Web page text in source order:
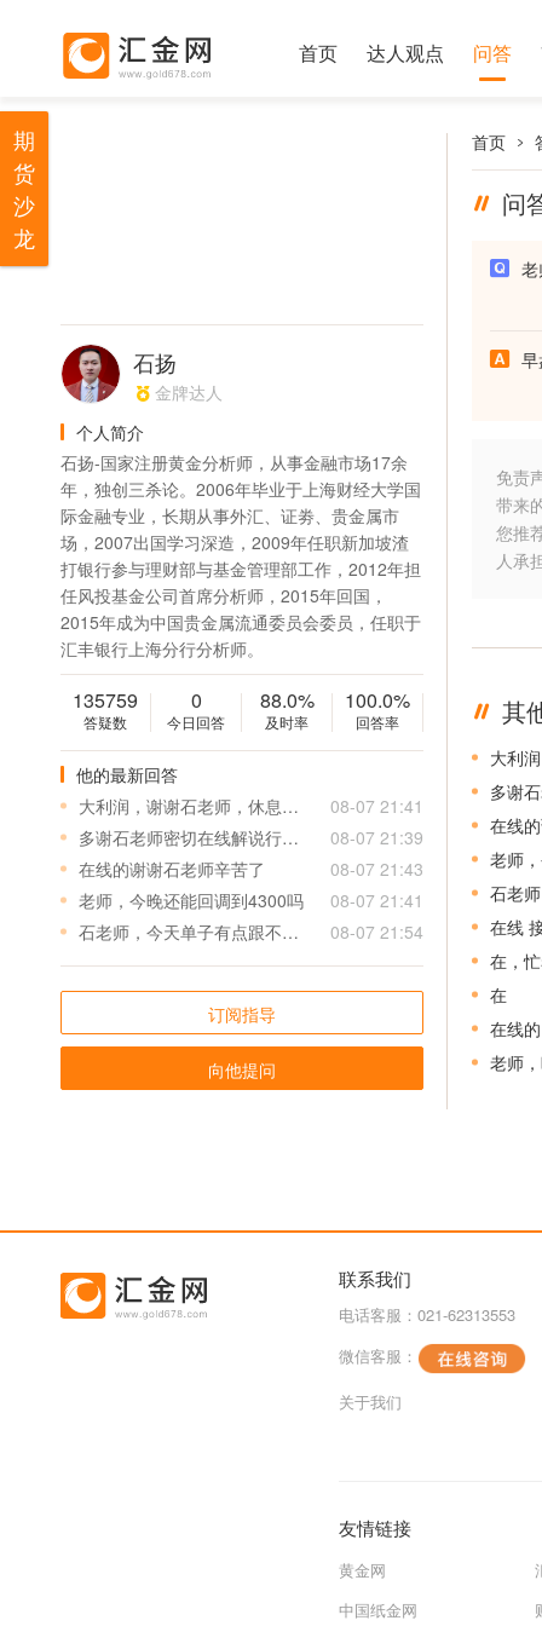
首页 达人观点 问答
石扬
金牌达人
个人简介
石扬-国家注册黄金分析师，从事金融市场17余
年，独创三杀论。2006年毕业于上海财经大学国
际金融专业，长期从事外汇、证劵、贵金属市
场，2007出国学习深造，2009年任职新加坡渣
打银行参与理财部与基金管理部工作，2012年担
任风投基金公司首席分析师，2015年回国，
2015年成为中国贵金属流通委员会委员，任职于
汇丰银行上海分行分析师。
135759
答疑数
0
今日回答
88.0%
及时率
100.0%
回答率
他的最新回答
大利润，谢谢石老师，休息去，星期一再见！
08-07 21:41
多谢石老师密切在线解说行情，我没有高位多，全是4050左右的多，短线都按你的开丶平仓了
08-07 21:39
在线的谢谢石老师辛苦了
08-07 21:43
老师，今晚还能回调到4300吗
08-07 21:41
石老师，今天单子有点跟不上，策略发出来后，行情太快，总是有2-3个点的点差
08-07 21:54
订阅指导
向他提问
首页
问
免责
带来
您推
人承
其
大利
多谢
在线
老师
石老
在线
在，
在
在线
老师
联系我们
电话客服：021-62313553
微信客服：
关于我们
友情链接
黄金网
中国纸金网
期
货
沙
龙